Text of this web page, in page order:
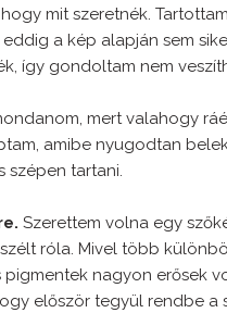
mit szeretnék.
a kép alapján sem
így gondoltam nem
mert valahogy
amibe nyugodtan
szépen tartani.
Szerettem volna egy
róla. Mivel több
nagyon erősek
először tegyül rendbe a